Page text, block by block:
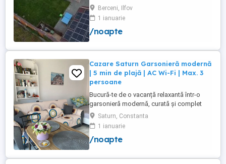
S+P+2E lângă București ( Berceni- Ilfov) ,
asfalt, Uber Bolt ,pentru cazare regim
hotelier, petreceri copii, pool party 30 ,
onomastici , nunti , botezuri, team building
party, ...
Berceni, Ilfov
1 ianuarie
/noapte
Cazare Saturn Garsonieră modernă
| 5 min de plajă | AC Wi-Fi | Max. 3
persoane
Bucură-te de o vacanță relaxantă într-o
garsonieră modernă, curată și complet
utilată, ideală pentru până la 3 persoane.
Liberă în perioada 8-12 august! Nu rata
ocazia de a petrece câteva zile la mare!
Facilități: Pat matrimonial + canapea
un imobil ...
Saturn, Constanta
1 ianuarie
/noapte